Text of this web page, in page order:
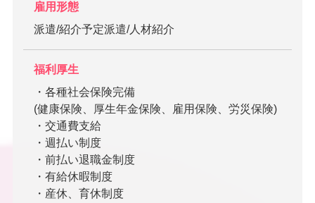
雇用形態
派遣/紹介予定派遣/人材紹介
福利厚生
・各種社会保険完備
(健康保険、厚生年金保険、雇用保険、労災保険)
・交通費支給
・週払い制度
・前払い退職金制度
・有給休暇制度
・産休、育休制度